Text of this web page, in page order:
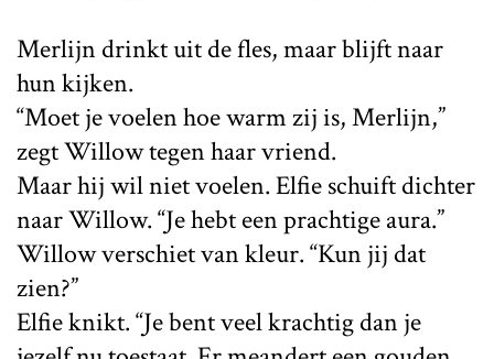
Merlijn drinkt uit de fles, maar blijft naar
hun kijken.
“Moet je voelen hoe warm zij is, Merlijn,”
zegt Willow tegen haar vriend.
Maar hij wil niet voelen. Elfie schuift dichter
naar Willow. “Je hebt een prachtige aura.”
Willow verschiet van kleur. “Kun jij dat
zien?”
Elfie knikt. “Je bent veel krachtig dan je